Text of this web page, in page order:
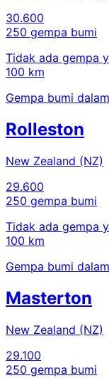
30.600
250 gempa bumi
Tidak ada gempa
100 km
Gempa bumi
Rolleston
New Zealand (NZ)
29.600
250 gempa bumi
Tidak ada gempa
100 km
Gempa bumi
Masterton
New Zealand (NZ)
29.100
250 gempa bumi